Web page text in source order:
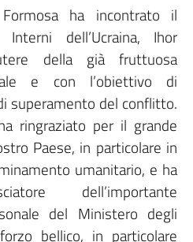
Formosa ha incontrato il
dell’Ucraina, Ihor
della già fruttuosa
e con l’obiettivo di
superamento del conflitto.
ringraziato per il grande
Paese, in particolare in
umanitario, e ha
dell’importante
del Ministero degli
bellico, in particolare